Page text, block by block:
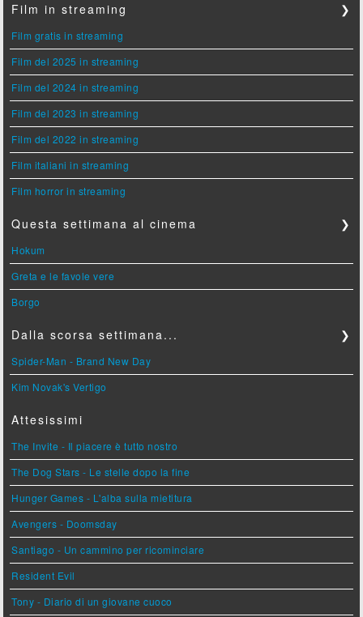
Film in streaming ❯
Film gratis in streaming
Film del 2025 in streaming
Film del 2024 in streaming
Film del 2023 in streaming
Film del 2022 in streaming
Film italiani in streaming
Film horror in streaming
Questa settimana al cinema ❯
Hokum
Greta e le favole vere
Borgo
Dalla scorsa settimana... ❯
Spider-Man - Brand New Day
Kim Novak's Vertigo
Attesissimi
The Invite - Il piacere è tutto nostro
The Dog Stars - Le stelle dopo la fine
Hunger Games - L'alba sulla mietitura
Avengers - Doomsday
Santiago - Un cammino per ricominciare
Resident Evil
Tony - Diario di un giovane cuoco